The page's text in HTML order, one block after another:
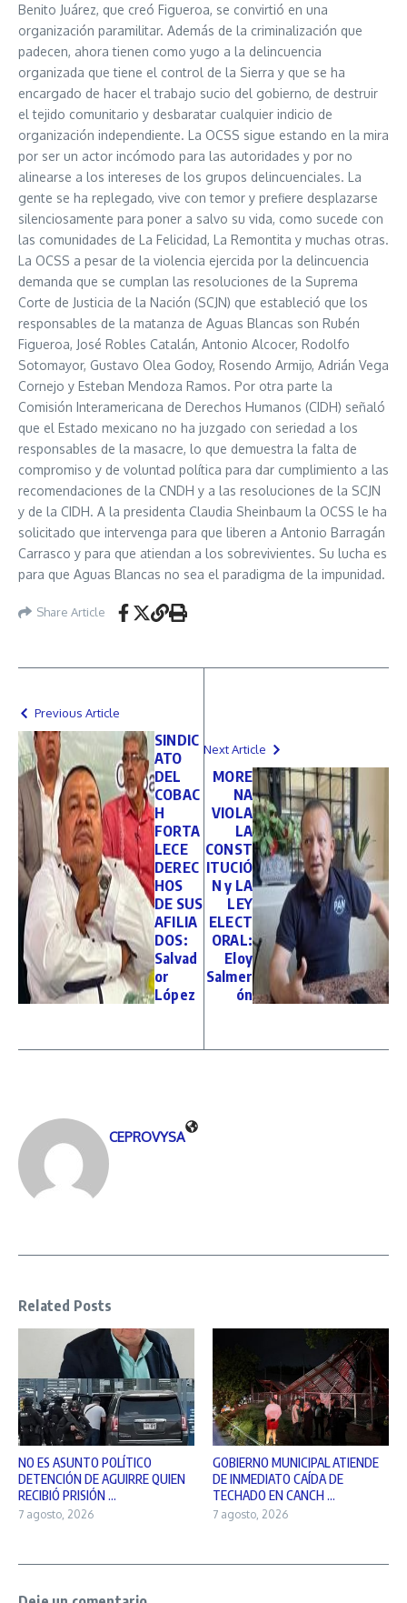
Benito Juárez, que creó Figueroa, se convirtió en una
organización paramilitar. Además de la criminalización que
padecen, ahora tienen como yugo a la delincuencia
organizada que tiene el control de la Sierra y que se ha
encargado de hacer el trabajo sucio del gobierno, de destruir
el tejido comunitario y desbaratar cualquier indicio de
organización independiente. La OCSS sigue estando en la mira
por ser un actor incómodo para las autoridades y por no
alinearse a los intereses de los grupos delincuenciales. La
gente se ha replegado, vive con temor y prefiere desplazarse
silenciosamente para poner a salvo su vida, como sucede con
las comunidades de La Felicidad, La Remontita y muchas otras.
La OCSS a pesar de la violencia ejercida por la delincuencia
demanda que se cumplan las resoluciones de la Suprema
Corte de Justicia de la Nación (SCJN) que estableció que los
responsables de la matanza de Aguas Blancas son Rubén
Figueroa, José Robles Catalán, Antonio Alcocer, Rodolfo
Sotomayor, Gustavo Olea Godoy, Rosendo Armijo, Adrián Vega
Cornejo y Esteban Mendoza Ramos. Por otra parte la
Comisión Interamericana de Derechos Humanos (CIDH) señaló
que el Estado mexicano no ha juzgado con seriedad a los
responsables de la masacre, lo que demuestra la falta de
compromiso y de voluntad política para dar cumplimiento a las
recomendaciones de la CNDH y a las resoluciones de la SCJN
y de la CIDH. A la presidenta Claudia Sheinbaum la OCSS le ha
solicitado que intervenga para que liberen a Antonio Barragán
Carrasco y para que atiendan a los sobrevivientes. Su lucha es
para que Aguas Blancas no sea el paradigma de la impunidad.
Share Article
Previous Article
SINDIC
ATO
DEL
COBAC
H
FORTA
LECE
DEREC
HOS
DE SUS
AFILIA
DOS:
Salvad
or
López
Next Article
MORE
NA
VIOLA
LA
CONST
ITUCIÓ
N y LA
LEY
ELECT
ORAL:
Eloy
Salmer
ón
CEPROVYSA
Related Posts
NO ES ASUNTO POLÍTICO
DETENCIÓN DE AGUIRRE QUIEN
RECIBIÓ PRISIÓN ...
7 agosto, 2026
GOBIERNO MUNICIPAL ATIENDE
DE INMEDIATO CAÍDA DE
TECHADO EN CANCH ...
7 agosto, 2026